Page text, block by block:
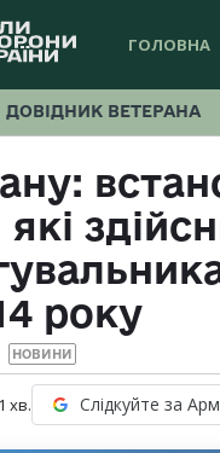
ГОЛОВНА
ДОВІДНИК ВЕТЕРАНА
року
НОВИНИ
хв. Слідкуйте за